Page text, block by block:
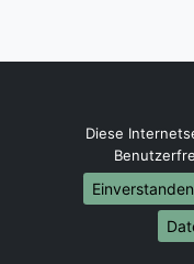
Europa-Umzüge
Umzug von
Umzug von
Umzug von
Umzug von
Diese
Einverstanden